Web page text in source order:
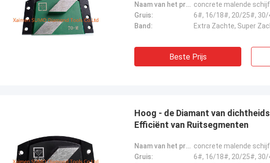
Naam van het product: concrete malende schijf
Gruis:
Band:
Beste Prijs
Hoog - de Diamant van
Efficiënt van Ruitsegmenten
Naam van het product: concrete malende schijf
Gruis: